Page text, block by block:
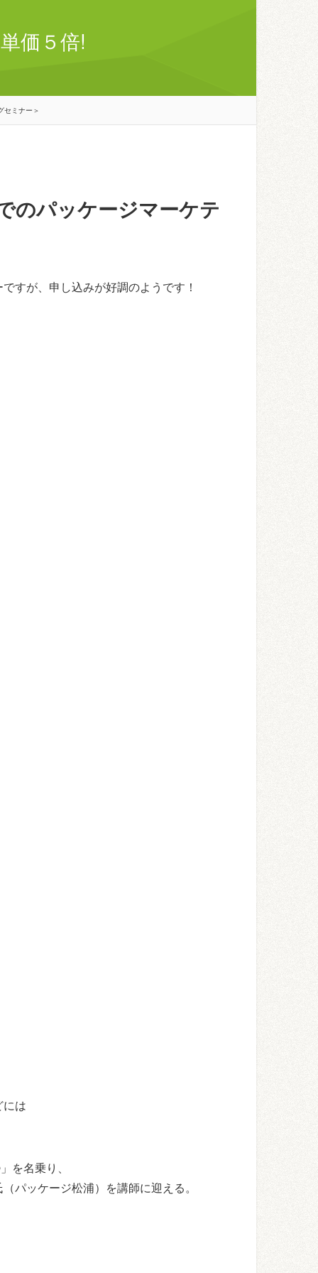
価５倍!
セミナー＞
のパッケージマーケテ
すが、申し込みが好調のようです！
は
名乗り、
パッケージ松浦）を講師に迎える。